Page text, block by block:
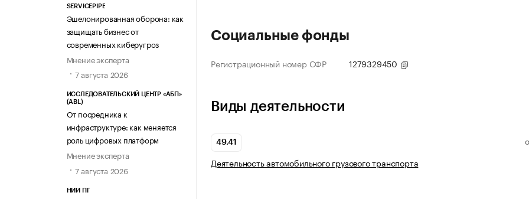
SERVICEPIPE
Эшелонированная оборона: как
защищать бизнес от
современных киберугроз
Мнение эксперта
7 августа 2026
ИССЛЕДОВАТЕЛЬСКИЙ ЦЕНТР «АБП»
(ABL)
От посредника к
инфраструктуре: как меняется
роль цифровых платформ
Мнение эксперта
7 августа 2026
НИИ ПГ
Социальные фонды
Регистрационный номер СФР 1279329450
Виды деятельности
49.41
Деятельность автомобильного грузового транспорта